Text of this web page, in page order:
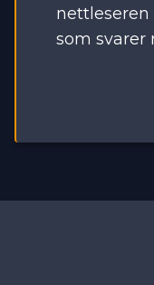
som svarer